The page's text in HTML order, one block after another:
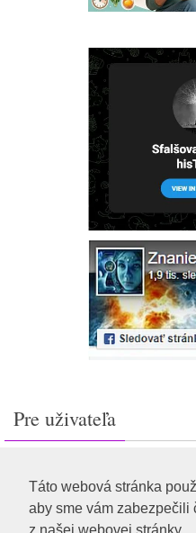
Táto webová stránka
aby sme vám zabezpečili
Pre uživateľa
Feed záznamov
RSS feed komentárov
WordPress.org